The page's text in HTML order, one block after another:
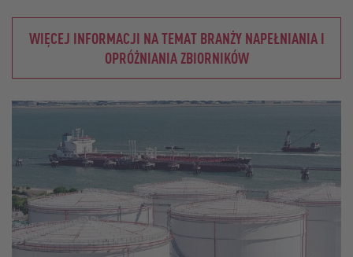
WIĘCEJ INFORMACJI NA TEMAT BRANŻY NAPEŁNIANIA I
OPRÓŻNIANIA ZBIORNIKÓW